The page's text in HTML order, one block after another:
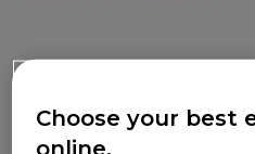
Choose your best
online.